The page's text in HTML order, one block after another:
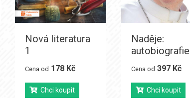
Nová literatura
1
Cena od 178 Kč
Chci koupit
Naděje:
autobiografie
Cena od 397 Kč
Chci koupit